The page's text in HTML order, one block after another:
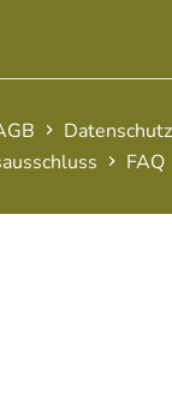
Datenschutz
FAQ